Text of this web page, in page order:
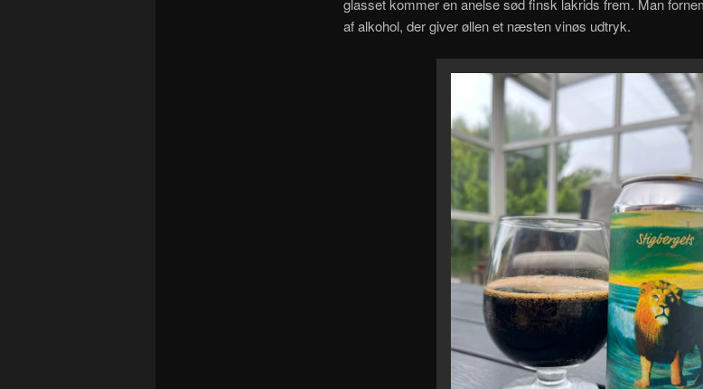
af alkohol, der giver øllen et næsten vinøs udtryk.